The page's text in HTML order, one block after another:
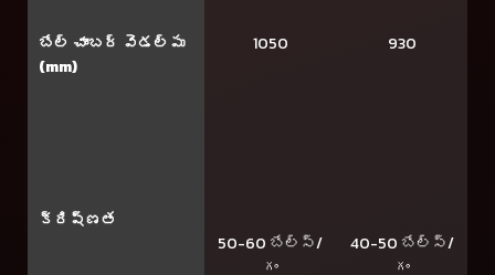
బేల్ చాంబర్ వెడల్పు
(mm)
క్రిష్ణత
1050
50-60 బేల్స్/
గం
930
40-50 బేల్స్/
గం